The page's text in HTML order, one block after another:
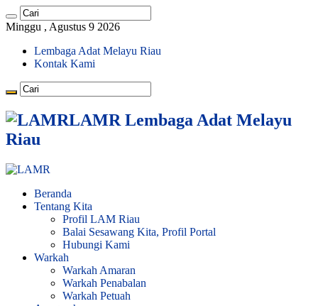
Minggu , Agustus 9 2026
Lembaga Adat Melayu Riau
Kontak Kami
LAMR Lembaga Adat Melayu
Riau
Beranda
Tentang Kita
Profil LAM Riau
Balai Sesawang Kita, Profil Portal
Hubungi Kami
Warkah
Warkah Amaran
Warkah Penabalan
Warkah Petuah